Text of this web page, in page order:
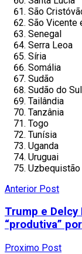
São
São Vicente
Senegal
Serra Leoa
Síria
Somália
Sudão
Sudão do Sul
Tailândia
Tanzânia
Togo
Tunísia
Uganda
Uruguai
Uzbequistão
Anterior Post
Trump e
“produtiva”
Proximo Post